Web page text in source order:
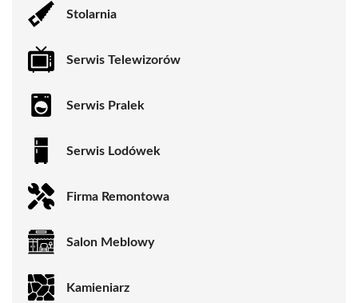
Stolarnia
Serwis Telewizorów
Serwis Pralek
Serwis Lodówek
Firma Remontowa
Salon Meblowy
Kamieniarz